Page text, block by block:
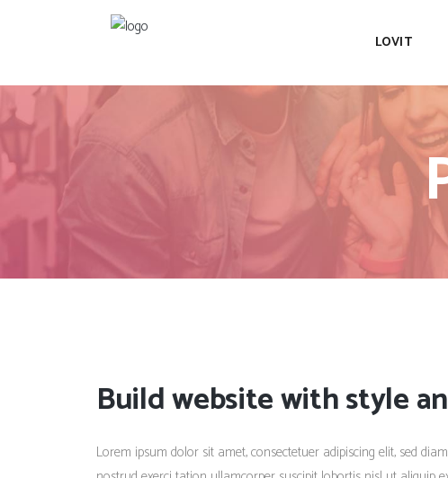
LOVIT
Build website with style
Lorem ipsum dolor sit amet, consectetuer adipiscing elit, sed